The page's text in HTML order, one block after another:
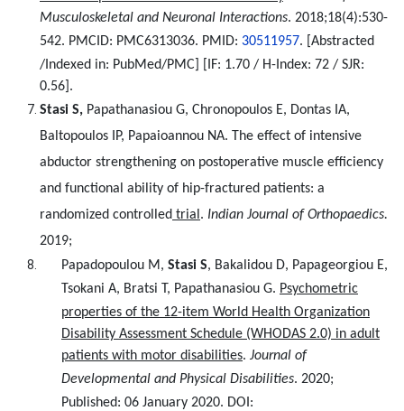
Musculoskeletal and Neuronal Interactions. 2018;18(4):530-
542. PMCID: PMC6313036. PMID: 30511957. [Abstracted
/Indexed in: PubMed/PMC] [IF: 1.70 / H-Index: 72 / SJR:
0.56].
Stasi S, Papathanasiou G, Chronopoulos E, Dontas IA,
Baltopoulos IP, Papaioannou NA. The effect of intensive
abductor strengthening on postoperative muscle efficiency
and functional ability of hip-fractured patients: a
randomized controlled trial . Indian Journal of Orthopaedics.
2019;
Papadopoulou M, Stasi S, Bakalidou D, Papageorgiou E,
Tsokani A, Bratsi Τ, Papathanasiou G. Psychometric
properties of the 12-item World Health Organization
Disability Assessment Schedule (WHODAS 2.0) in adult
patients with motor disabilities. Journal of
Developmental and Physical Disabilities. 2020;
Published: 06 January 2020. DOI: